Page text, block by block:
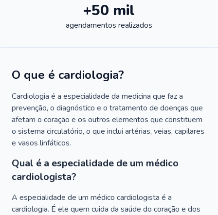
+50 mil
agendamentos realizados
O que é cardiologia?
Cardiologia é a especialidade da medicina que faz a
prevenção, o diagnóstico e o tratamento de doenças que
afetam o coração e os outros elementos que constituem
o sistema circulatório, o que inclui artérias, veias, capilares
e vasos linfáticos.
Qual é a especialidade de um médico
cardiologista?
A especialidade de um médico cardiologista é a
cardiologia. É ele quem cuida da saúde do coração e dos